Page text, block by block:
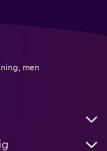
men